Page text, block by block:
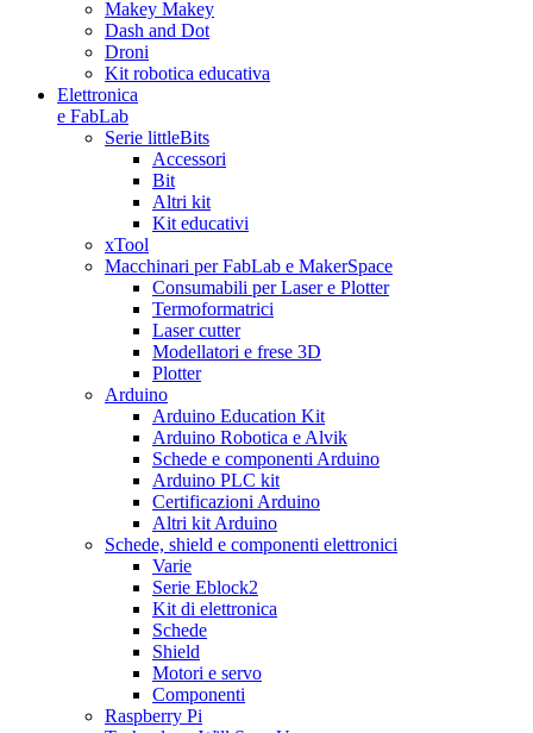
Makey Makey
Dash and Dot
Droni
Kit robotica educativa
Elettronica
e FabLab
Serie littleBits
Accessori
Bit
Altri kit
Kit educativi
xTool
Macchinari per FabLab e MakerSpace
Consumabili per Laser e Plotter
Termoformatrici
Laser cutter
Modellatori e frese 3D
Plotter
Arduino
Arduino Education Kit
Arduino Robotica e Alvik
Schede e componenti Arduino
Arduino PLC kit
Certificazioni Arduino
Altri kit Arduino
Schede, shield e componenti elettronici
Varie
Serie Eblock2
Kit di elettronica
Schede
Shield
Motori e servo
Componenti
Raspberry Pi